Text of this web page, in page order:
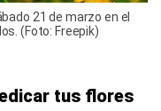
21 de marzo en el
(Foto: Freepik)
tus flores